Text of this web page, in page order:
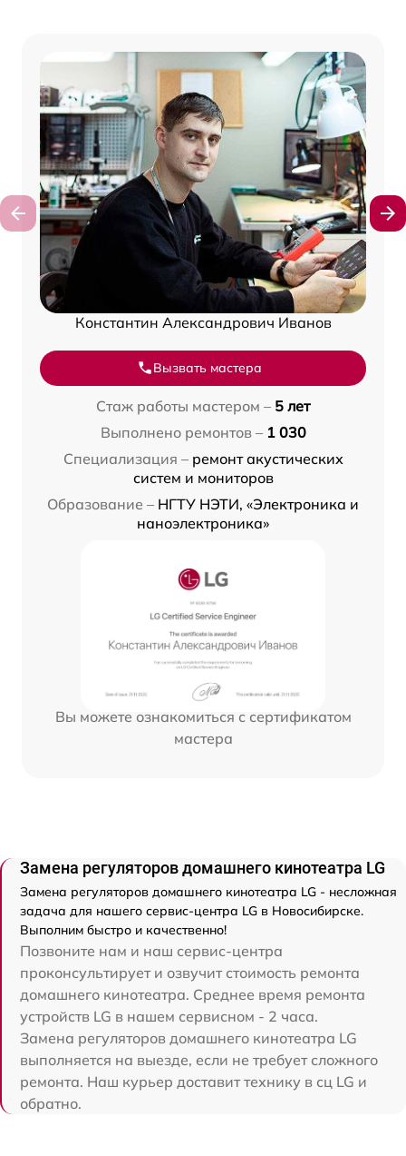
Константин Александрович Иванов
Вызвать мастера
Стаж работы мастером – 5 лет
Выполнено ремонтов – 1 030
Специализация – ремонт акустических
систем и мониторов
Образование – НГТУ НЭТИ, «Электроника и
наноэлектроника»
Вы можете ознакомиться с сертификатом
мастера
Замена регуляторов домашнего кинотеатра LG
Замена регуляторов домашнего кинотеатра LG - несложная
задача для нашего сервис-центра LG в Новосибирске.
Выполним быстро и качественно!
Позвоните нам и наш сервис-центра
проконсультирует и озвучит стоимость ремонта
домашнего кинотеатра. Среднее время ремонта
устройств LG в нашем сервисном - 2 часа.
Замена регуляторов домашнего кинотеатра LG
выполняется на выезде, если не требует сложного
ремонта. Наш курьер доставит технику в сц LG и
обратно.